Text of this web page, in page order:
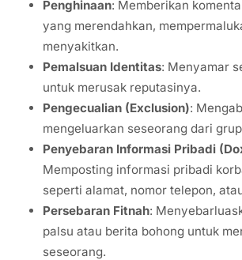
Penghinaan: Memberikan
yang merendahkan,
menyakitkan.
Pemalsuan Identitas: Menyamar
untuk merusak reputasinya.
Pengecualian (Exclusion):
mengeluarkan seseorang dari
Penyebaran Informasi Pribadi
Memposting informasi pribadi
seperti alamat, nomor telepon,
Persebaran Fitnah:
palsu atau berita bohong untuk
seseorang.